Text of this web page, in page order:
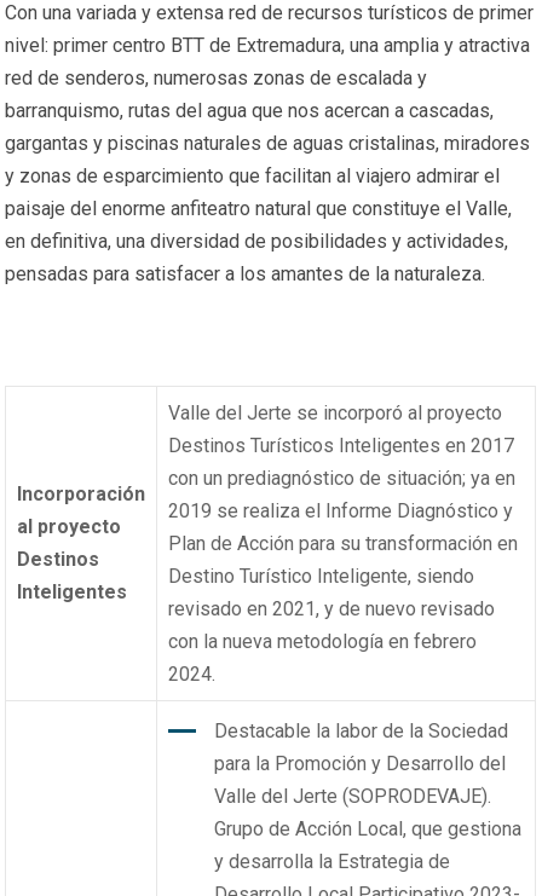
Con una variada y extensa red de recursos turísticos de primer
nivel: primer centro BTT de Extremadura, una amplia y atractiva
red de senderos, numerosas zonas de escalada y
barranquismo, rutas del agua que nos acercan a cascadas,
gargantas y piscinas naturales de aguas cristalinas, miradores
y zonas de esparcimiento que facilitan al viajero admirar el
paisaje del enorme anfiteatro natural que constituye el Valle,
en definitiva, una diversidad de posibilidades y actividades,
pensadas para satisfacer a los amantes de la naturaleza.
Incorporación
al proyecto
Destinos
Inteligentes
Valle del Jerte se incorporó al proyecto
Destinos Turísticos Inteligentes en 2017
con un prediagnóstico de situación; ya en
2019 se realiza el Informe Diagnóstico y
Plan de Acción para su transformación en
Destino Turístico Inteligente, siendo
revisado en 2021, y de nuevo revisado
con la nueva metodología en febrero
2024.
Destacable la labor de la Sociedad
para la Promoción y Desarrollo del
Valle del Jerte (SOPRODEVAJE).
Grupo de Acción Local, que gestiona
y desarrolla la Estrategia de